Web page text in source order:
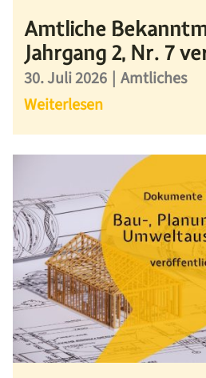
Amtliche
Jahrgang 2, Nr. 7
30. Juli 2026 | Amtliches
Weiterlesen